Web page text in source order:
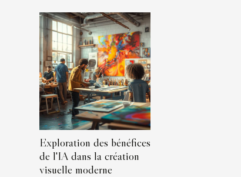
Exploration des bénéfices
de l'IA dans la création
visuelle moderne